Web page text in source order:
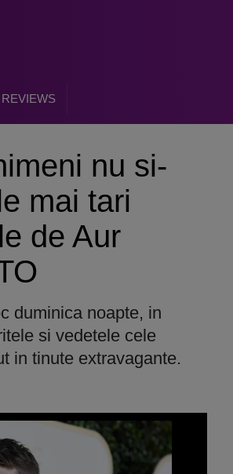
REVIEWS
nu si-
mai tari
de Aur
duminica noapte, in
si vedetele cele
in tinute extravagante.